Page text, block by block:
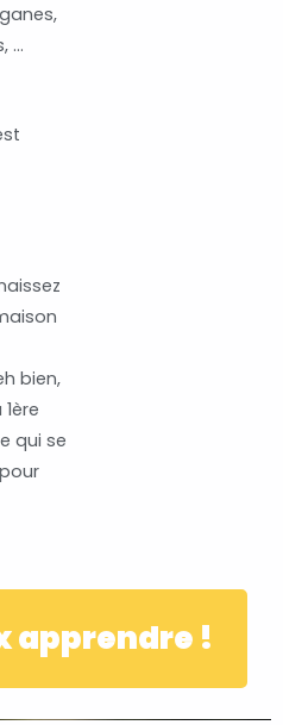
…
bien,
qui se
apprendre !